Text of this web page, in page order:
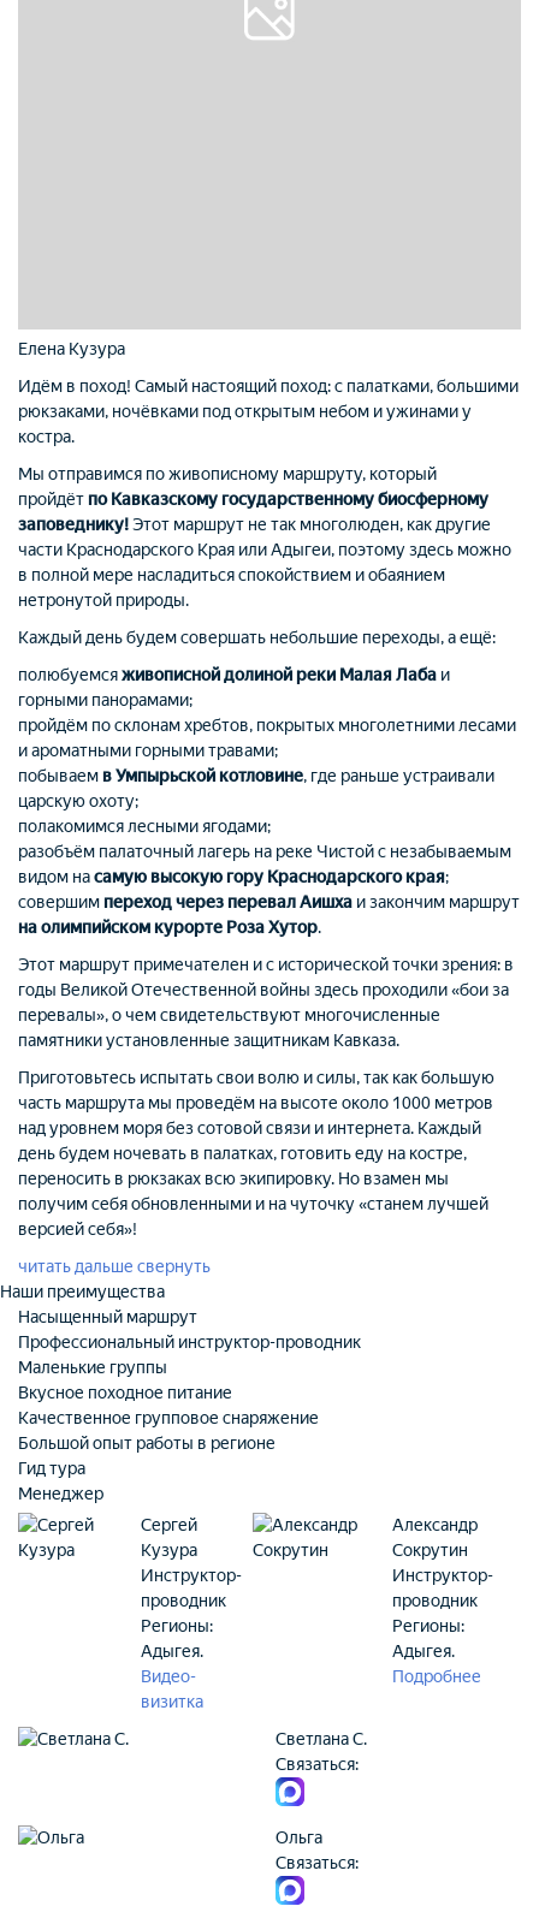
Елена Кузура
Идём в поход! Самый настоящий поход: с палатками, большими
рюкзаками, ночёвками под открытым небом и ужинами у
костра.
Мы отправимся по живописному маршруту, который
пройдётпо Кавказскому государственному биосферному
заповеднику!Этот маршрут не так многолюден, как другие
части Краснодарского Края или Адыгеи, поэтому здесь можно
в полной мере насладиться спокойствием и обаянием
нетронутой природы.
Каждый день будем совершать небольшие переходы, а ещё:
полюбуемсяживописной долиной реки Малая Лаба и
горными панорамами;
пройдём по склонам хребтов, покрытых многолетними лесами
и ароматными горными травами;
побываемв Умпырьской котловине, где раньше устраивали
царскую охоту;
полакомимся лесными ягодами;
разобъём палаточный лагерь на реке Чистой с незабываемым
видом насамую высокую гору Краснодарского края;
совершимпереход через перевал Аишха и закончим маршрут
на олимпийском курорте Роза Хутор.
Этот маршрут примечателен и с исторической точки зрения: в
годы Великой Отечественной войны здесь проходили «бои за
перевалы», о чем свидетельствуют многочисленные
памятники установленные защитникам Кавказа.
Приготовьтесь испытать свои волю и силы, так как большую
часть маршрута мы проведём на высоте около 1000 метров
над уровнем моря без сотовой связи и интернета. Каждый
день будем ночевать в палатках, готовить еду на костре,
переносить в рюкзаках всю экипировку. Но взамен мы
получим себя обновленными и на чуточку «станем лучшей
версией себя»!
читать дальше свернуть
Наши преимущества
Насыщенный маршрут
Профессиональный инструктор-проводник
Маленькие группы
Вкусное походное питание
Качественное групповое снаряжение
Большой опыт работы в регионе
Гид тура
Менеджер
Сергей
Кузура
Инструктор-
проводник
Регионы:
Адыгея.
Видео-
визитка
Александр
Сокрутин
Инструктор-
проводник
Регионы:
Адыгея.
Подробнее
Светлана С.
Связаться:
Ольга
Связаться: